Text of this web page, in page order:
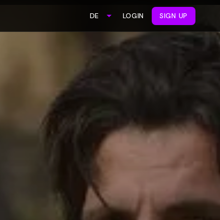
DE LOGIN SIGN UP